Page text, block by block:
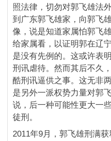
照法律，切勿对郭飞雄法
到广东郭飞雄家，向郭飞
像，说是知道家属怕郭飞
给家属看，以证明郭在辽
是没有先例的。这或许表
刑讯虐待。然而其后不久
酷刑讯逼供之事。这无非
是另外一派权势力量对郭
说，后一种可能性更大一
徒刑。
2011年9月，郭飞雄刑满